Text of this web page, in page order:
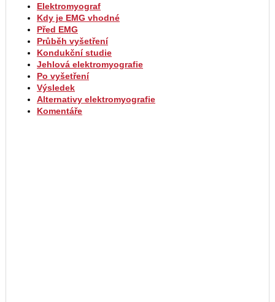
Elektromyograf
Kdy je EMG vhodné
Před EMG
Průběh vyšetření
Kondukční studie
Jehlová elektromyografie
Po vyšetření
Výsledek
Alternativy elektromyografie
Komentáře